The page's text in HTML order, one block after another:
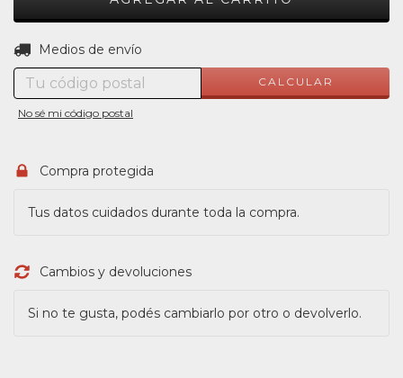
Entregas para el CP:
Medios de envío
CALCULAR
No sé mi código postal
Compra protegida
Tus datos cuidados durante toda la compra.
Cambios y devoluciones
Si no te gusta, podés cambiarlo por otro o devolverlo.